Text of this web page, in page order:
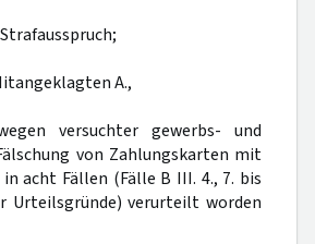
A.,
versuchter gewerbs- und
von Zahlungskarten mit
acht Fällen (Fälle B III. 4., 7. bis
Urteilsgründe) verurteilt worden